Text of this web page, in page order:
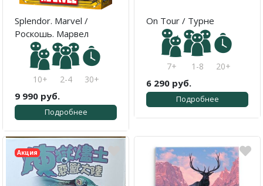
Splendor. Marvel /
Роскошь. Марвел
10+ 2-4 30+
9 990 руб.
Подробнее
On Tour / Турне
7+ 1-8 20+
6 290 руб.
Подробнее
Акция